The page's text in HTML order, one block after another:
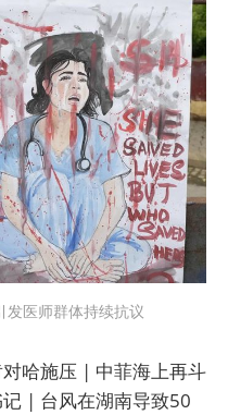
发医师群体持续抗议
哈施压 | 中菲海上再斗
| 台风在湖南导致50